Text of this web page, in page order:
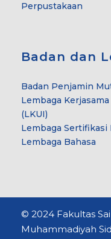
Perpustakaan
Badan dan
Badan Penjamin
Lembaga
(LKUI)
Lembaga Sertifikasi
Lembaga Bahasa
© 2024 Fakultas
Muhammadiyah